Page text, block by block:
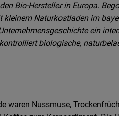
Bio-Hersteller in Europa.
Naturkostladen im
ein
biologische,
waren Nussmuse,